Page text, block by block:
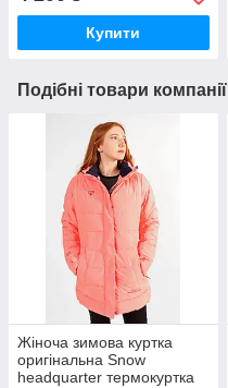
Купити
Подібні товари компанії
Жіноча зимова куртка
оригінальна Snow
headquarter термокуртка